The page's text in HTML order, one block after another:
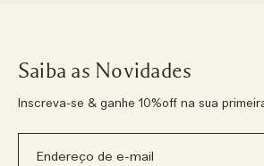
Saiba as Novidades
Inscreva-se & ganhe 10%off na sua